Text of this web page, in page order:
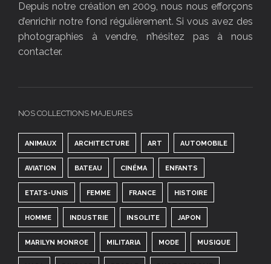
Depuis notre création en 2009, nous nous efforçons
d’enrichir notre fond régulièrement. Si vous avez des
photographies à vendre, n’hésitez pas à nous
contacter.
NOS COLLECTIONS MAJEURES
ANIMAUX ARCHITECTURE ART AUTOMOBILE
AVIATION BATEAU CINÉMA ENFANTS
ETATS-UNIS FEMME FRANCE HISTOIRE
HOMME INDUSTRIE INSOLITE JAPON
MARILYN MONROE MILITARIA MODE MUSIQUE